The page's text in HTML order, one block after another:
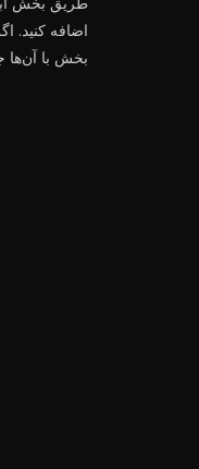
اضافه کنید.
بخش با آن‌ها